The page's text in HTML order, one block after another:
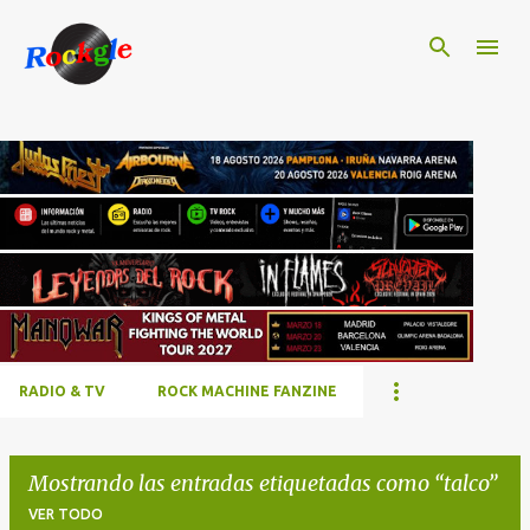
RADIO & TV ROCK MACHINE FANZINE
Mostrando las entradas etiquetadas como talco
VER TODO